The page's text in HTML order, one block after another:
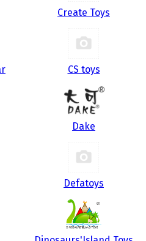
Create Toys
CS toys
Dake
Defatoys